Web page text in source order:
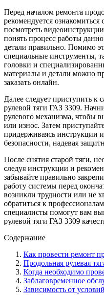
Перед началом ремонта
рекомендуется
посмотреть
понять процесс работы
детали правильно. Помимо
специальные инструменты,
головки и
материалы и детали можно
заказать онлайн.
Далее следует приступить к
рулевой тяги ГАЗ 3309.
рулевого механизма, чтобы
или износ. Затем
придерживаясь инструкции
безопасности, надевая
После снятия старой тяги,
следуя инструкции и
забывайте правильно
работу системы перед
возникли трудности или не
обратиться к
специалисты помогут вам
рулевой тяги ГАЗ 3309
Содержание
Как провести ремонт
Продольная рулевая
Когда необходимо
Заблаговременное
Зависимость от